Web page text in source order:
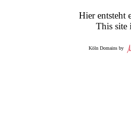
Hier entsteht
This site
Köln Domains by